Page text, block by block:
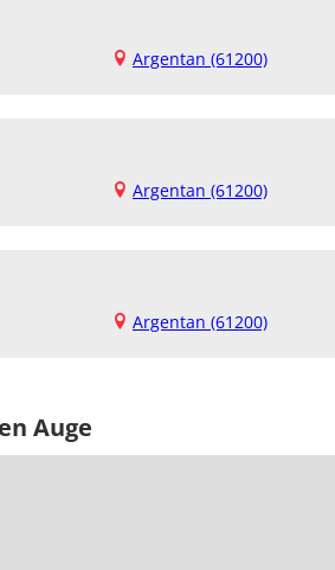
Argentan (61200)
Argentan (61200)
Argentan (61200)
Auge